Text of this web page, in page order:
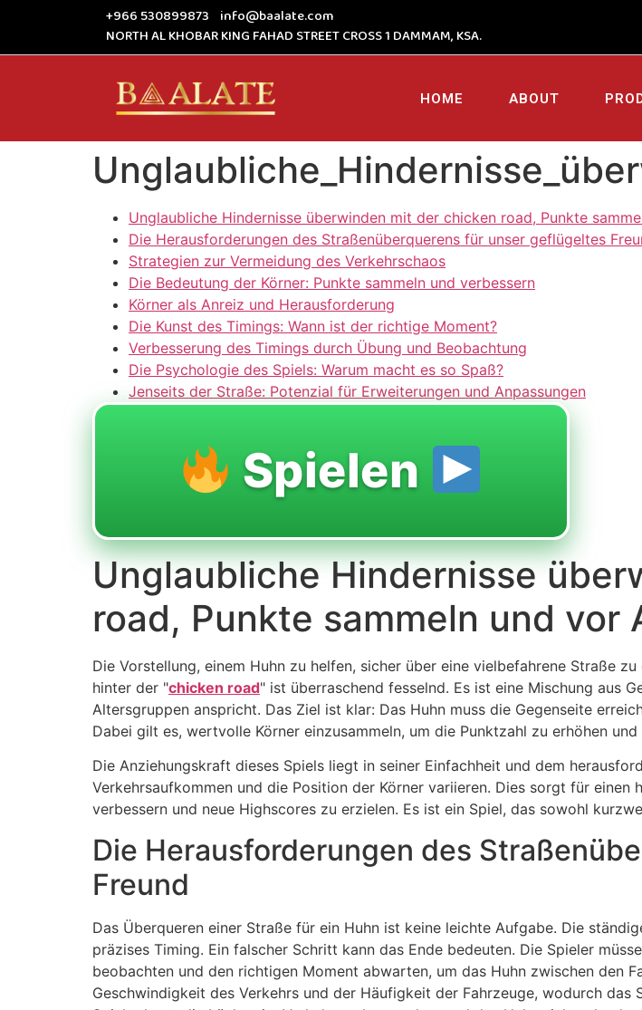
+966 530899873 info@baalate.com
NORTH AL KHOBAR KING FAHAD STREET CROSS 1 DAMMAM, KSA.
HOME ABOUT
Unglaubliche Hindernisse überwinden mit der chicken road, Punkte
Die Herausforderungen des Straßenüberquerens für unser geflügeltes
Strategien zur Vermeidung des Verkehrschaos
Die Bedeutung der Körner: Punkte sammeln und verbessern
Körner als Anreiz und Herausforderung
Die Kunst des Timings: Wann ist der richtige Moment?
Verbesserung des Timings durch Übung und Beobachtung
Die Psychologie des Spiels: Warum macht es so Spaß?
Jenseits der Straße: Potenzial für Erweiterungen und Anpassungen
Spielen
Unglaubliche Hindernisse
road, Punkte sammeln und vor
Die Vorstellung, einem Huhn zu helfen, sicher über eine vielbefahrene Straße
hinter der "chicken road" ist überraschend fesselnd. Es ist eine Mischung aus
Altersgruppen anspricht. Das Ziel ist klar: Das Huhn muss die Gegenseite
Dabei gilt es, wertvolle Körner einzusammeln, um die Punktzahl zu erhöhen
Die Anziehungskraft dieses Spiels liegt in seiner Einfachheit und dem
Verkehrsaufkommen und die Position der Körner variieren. Dies sorgt für
verbessern und neue Highscores zu erzielen. Es ist ein Spiel, das sowohl
Die Herausforderungen des
Freund
Das Überqueren einer Straße für ein Huhn ist keine leichte Aufgabe. Die
präzises Timing. Ein falscher Schritt kann das Ende bedeuten. Die Spieler
beobachten und den richtigen Moment abwarten, um das Huhn zwischen den
Geschwindigkeit des Verkehrs und der Häufigkeit der Fahrzeuge, wodurch